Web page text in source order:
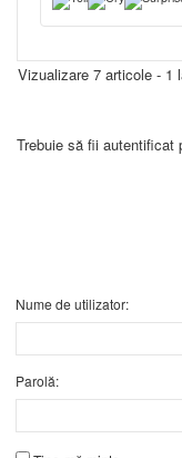
Vizualizare 7 articole - 1
Trebuie să fii autentificat
Nume de utilizator:
Parolă: